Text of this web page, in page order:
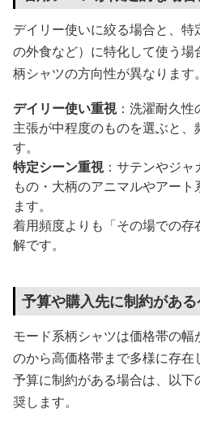
デイリー使いに絞る場合と、
の外食など）に特化して使う
柄シャツの方向性が異なります。
デイリー使い重視：洗濯耐久性
主張が中程度のものを選ぶと、
す。
特定シーン重視：サテンやジャ
もの・大柄のアニマルやアー
ます。
着用頻度よりも「その場での
解です。
予算や購入先に制約があ
モード系柄シャツは価格帯の
のから高価格帯まで多様に存在
予算に制約がある場合は、以
奨します。